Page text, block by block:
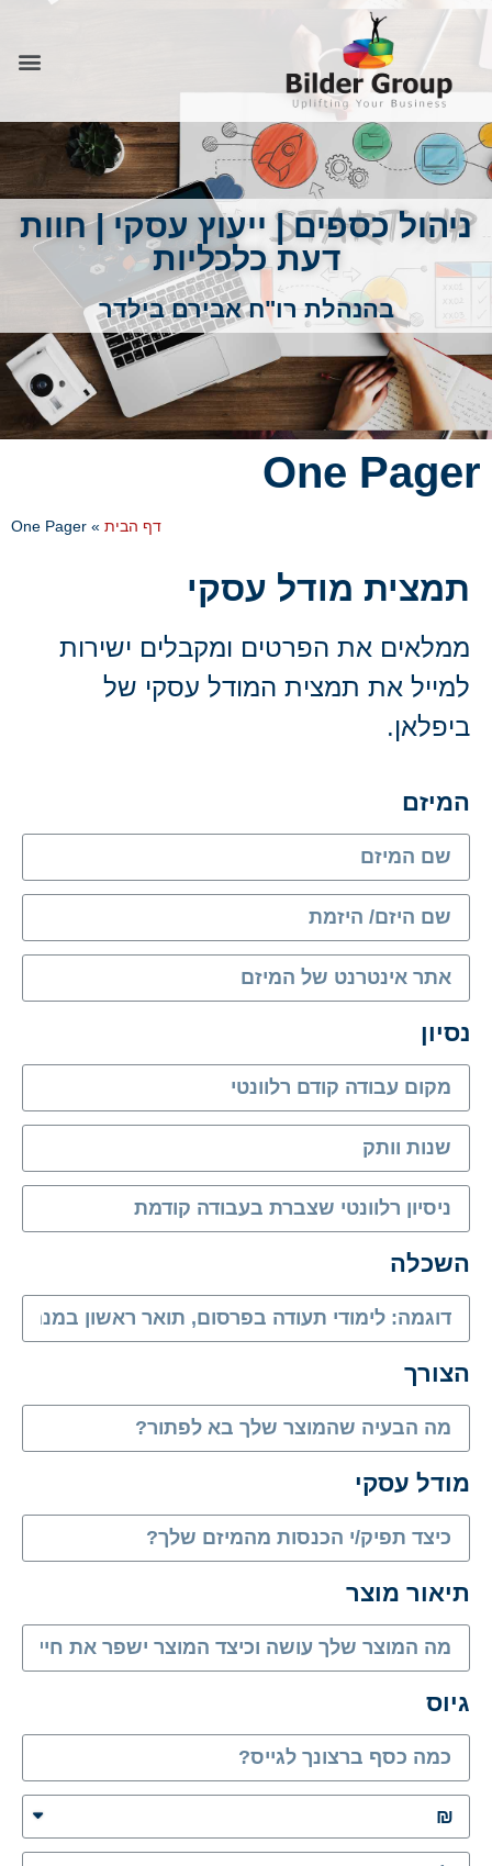
ניהול כספים | ייעוץ עסקי | חוות
דעת כלכליות
בהנהלת רו"ח אבירם בילדר
One Pager
דף הבית »
One Pager
תמצית מודל עסקי
ממלאים את הפרטים ומקבלים ישירות
למייל את תמצית המודל עסקי של
ביפלאן.
המיזם
שדה
שדה
שדה
נסיון
שדה
שדה
שדה
השכלה
שדה
הצורך
שדה
מודל עסקי
שדה
תיאור מוצר
שדה
גיוס
שדה